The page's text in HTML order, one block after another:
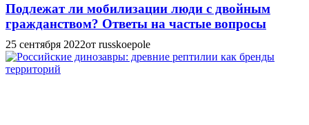
Подлежат ли мобилизации люди с двойным
гражданством? Ответы на частые вопросы
25 сентября 2022от russkoepole